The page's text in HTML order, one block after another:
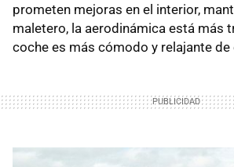
prometen mejoras en el interior,
maletero, la aerodinámica está más
coche es más cómodo y relajante de